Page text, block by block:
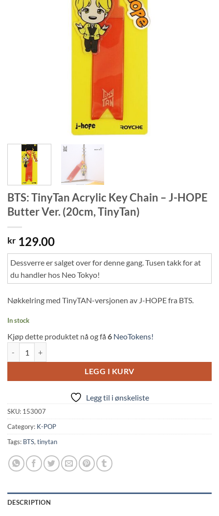
BTS: TinyTan Acrylic Key Chain – J-HOPE
Butter Ver. (20cm, TinyTan)
kr 129.00
Dessverre er salget over for denne gang. Tusen takk for at
du handler hos Neo Tokyo!
Nøkkelring med TinyTAN-versjonen av J-HOPE fra BTS.
In stock
Kjøp dette produktet nå og få 6 NeoTokens!
LEGG I KURV
Legg til i ønskeliste
SKU: 153007
Category: K-POP
Tags: BTS,tinytan
DESCRIPTION